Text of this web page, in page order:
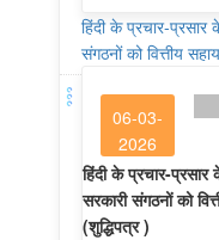
हिंदी के प्रचार-
संगठनों को वित्तीय
06-03-
2026
हिंदी के प्रचार-
सरकारी संगठनों को
(शुद्धिपत्र )